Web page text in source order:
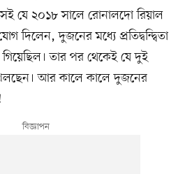
যে ২০১৮ সালে রোনালদো রিয়াল
দিলেন, দুজনের মধ্যে প্রতিদ্বন্দ্বিতা
তার পর থেকেই যে দুই
আর কালে কালে দুজনের